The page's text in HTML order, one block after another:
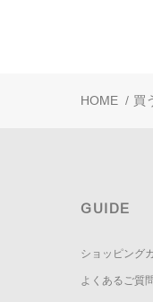
HOME / 買
GUIDE
ショッピング
よくあるご質